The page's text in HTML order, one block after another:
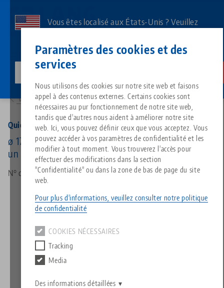
Paramètres des cookies et des
services
Nous utilisons des cookies sur notre site web et faisons
appel à des contenus externes. Certains cookies sont
nécessaires au pur fonctionnement de notre site web,
tandis que d'autres nous aident à améliorer notre site
web. Ici, vous pouvez définir ceux que vous acceptez. Vous
pouvez accéder à vos paramètres de confidentialité et les
modifier à tout moment. Vous trouverez l'accès pour
effectuer des modifications dans la section
"Confidentialité" ou dans la zone de bas de page du site
web.
Pour plus d'informations, veuillez consulter notre politique
de confidentialité
COOKIES NÉCESSAIRES
Tracking
Media
Des informations détaillées
contenu
Vous êtes localisé aux États-Unis ? Veuillez
spécifique à votre pays.
Tout d'une seule source
Technologie de serrage à
Technologie de serrage des
Groupe de produits
Types de produits
Aperçu des produits
À propos de LANG
Philosophie
Innovations
Téléchargements
FAQ
Commande de catalogue
Blog
Actualités
Salons professionnels
Produits assortis
Désolé. Nous n'avons pu trouver aucun résultat.
Vers l'aperçu des produits
Services
Quicklinks
Téléchargements
Downloads
Breadcrumb
Vers l'aperçu des produits
Quick•Point® 52/96, Plaque ronde combiné
ø 176 x 27 mm, avec un perçage de fixation pour
un entraxe de rainures de 63 mm et de 150 mm
N° d'art 45480